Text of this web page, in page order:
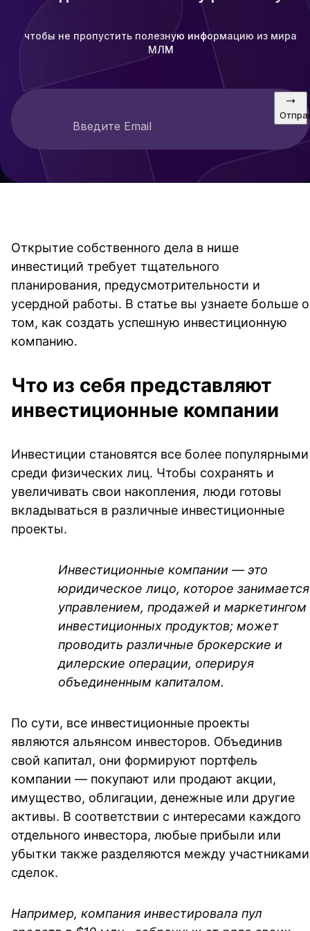
чтобы не пропустить полезную информацию из мира
МЛМ
Введите Email
Открытие собственного дела в нише
инвестиций требует тщательного
планирования, предусмотрительности и
усердной работы. В статье вы узнаете больше о
том, как создать успешную инвестиционную
компанию.
Что из себя представляют
инвестиционные компании
Инвестиции становятся все более популярными
среди физических лиц. Чтобы сохранять и
увеличивать свои накопления, люди готовы
вкладываться в различные инвестиционные
проекты.
Инвестиционные компании — это
юридическое лицо, которое занимается
управлением, продажей и маркетингом
инвестиционных продуктов; может
проводить различные брокерские и
дилерские операции, оперируя
объединенным капиталом.
По сути, все инвестиционные проекты
являются альянсом инвесторов. Объединив
свой капитал, они формируют портфель
компании — покупают или продают акции,
имущество, облигации, денежные или другие
активы. В соответствии с интересами каждого
отдельного инвестора, любые прибыли или
убытки также разделяются между участниками
сделок.
Например, компания инвестировала пул